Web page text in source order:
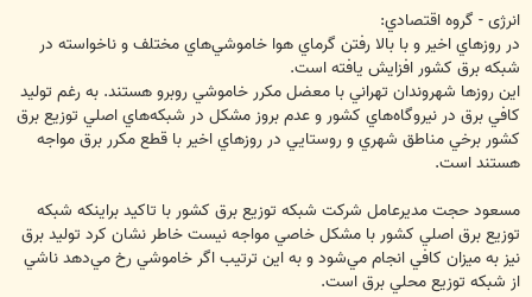
ت
انرژی - گروه اقتصادي:
در روز‌هاي اخير و با بالا رفتن گرماي هوا خاموشي‌هاي مختلف و ناخواسته در
شبكه برق كشور افزايش يافته است.
اين روزها شهروندان تهراني با معضل مكرر خاموشي روبرو هستند. به رغم توليد
كافي برق در نيروگاه‌هاي كشور و عدم بروز مشكل در شبكه‌هاي اصلي توزيع برق
كشور برخي مناطق شهري و روستايي در روز‌هاي اخير با قطع مكرر برق مواجه
هستند است.
مسعود حجت مديرعامل شركت شبكه توزيع برق كشور با تاكيد براينكه شبكه
توزيع برق اصلي كشور با مشكل خاصي مواجه نيست خاطر نشان كرد توليد برق
نيز به ميزان كافي انجام مي‌شود و به اين ترتيب اگر خاموشي رخ مي‌دهد ناشي
از شبكه توزيع محلي برق است.